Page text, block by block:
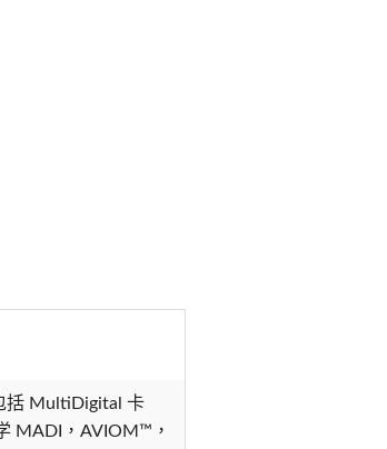
括 MultiDigital 卡
MADI，AVIOM™，